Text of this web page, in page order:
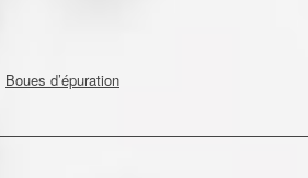
Boues d’épuration